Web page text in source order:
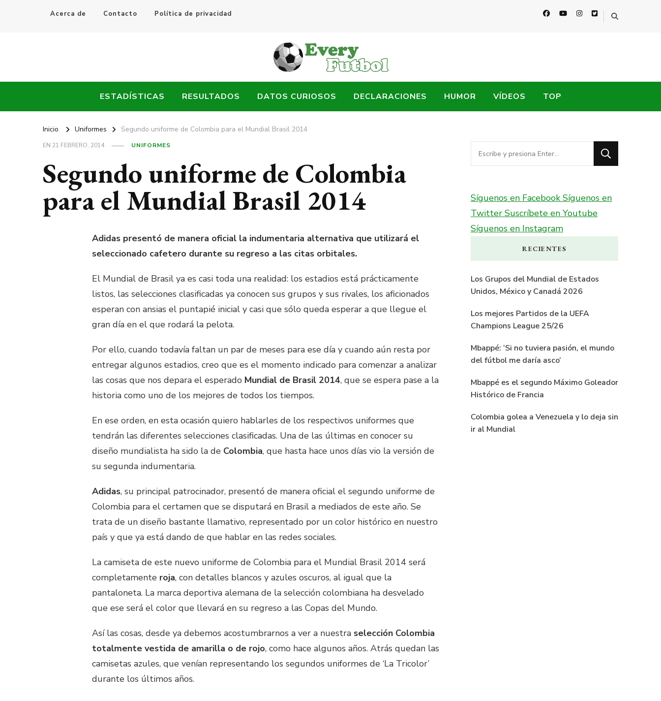
Acerca de Contacto Política de privacidad
Every Fútbol
ESTADÍSTICAS RESULTADOS DATOS CURIOSOS DECLARACIONES HUMOR VÍDEOS TOP
Inicio Uniformes Segundo uniforme de Colombia para el Mundial Brasil 2014
EN 21 FEBRERO, 2014 UNIFORMES
Segundo uniforme de Colombia
para el Mundial Brasil 2014
Adidas presentó de manera oficial la indumentaria alternativa que utilizará el
seleccionado cafetero durante su regreso a las citas orbitales.
El Mundial de Brasil ya es casi toda una realidad: los estadios está prácticamente
listos, las selecciones clasificadas ya conocen sus grupos y sus rivales, los aficionados
esperan con ansias el puntapié inicial y casi que sólo queda esperar a que llegue el
gran día en el que rodará la pelota.
Por ello, cuando todavía faltan un par de meses para ese día y cuando aún resta por
entregar algunos estadios, creo que es el momento indicado para comenzar a analizar
las cosas que nos depara el esperado Mundial de Brasil 2014, que se espera pase a la
historia como uno de los mejores de todos los tiempos.
En ese orden, en esta ocasión quiero hablarles de los respectivos uniformes que
tendrán las diferentes selecciones clasificadas. Una de las últimas en conocer su
diseño mundialista ha sido la de Colombia, que hasta hace unos días vio la versión de
su segunda indumentaria.
Adidas, su principal patrocinador, presentó de manera oficial el segundo uniforme de
Colombia para el certamen que se disputará en Brasil a mediados de este año. Se
trata de un diseño bastante llamativo, representado por un color histórico en nuestro
país y que ya está dando de que hablar en las redes sociales.
La camiseta de este nuevo uniforme de Colombia para el Mundial Brasil 2014 será
completamente roja, con detalles blancos y azules oscuros, al igual que la
pantaloneta. La marca deportiva alemana de la selección colombiana ha desvelado
que ese será el color que llevará en su regreso a las Copas del Mundo.
Así las cosas, desde ya debemos acostumbrarnos a ver a nuestra selección Colombia
totalmente vestida de amarilla o de rojo, como hace algunos años. Atrás quedan las
camisetas azules, que venían representando los segundos uniformes de ‘La Tricolor’
durante los últimos años.
¿Buscas
algo?
Síguenos en FacebookSíguenos en
Twitter Suscríbete en Youtube
Síguenos en Instagram
RECIENTES
Los Grupos del Mundial de Estados
Unidos, México y Canadá 2026
Los mejores Partidos de la UEFA
Champions League 25/26
Mbappé: ‘Si no tuviera pasión, el mundo
del fútbol me daría asco’
Mbappé es el segundo Máximo Goleador
Histórico de Francia
Colombia golea a Venezuela y lo deja sin
ir al Mundial